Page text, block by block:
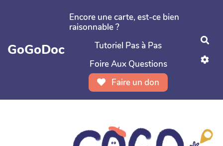
Aller au contenu principal
GoGoDoc
Encore une carte, est-ce bien
raisonnable ?
Tutoriel Pas à Pas
Foire Aux Questions
Faire un don